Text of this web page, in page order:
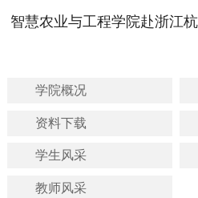
智慧农业与工程学院赴浙江
学院概况
资料下载
学生风采
教师风采